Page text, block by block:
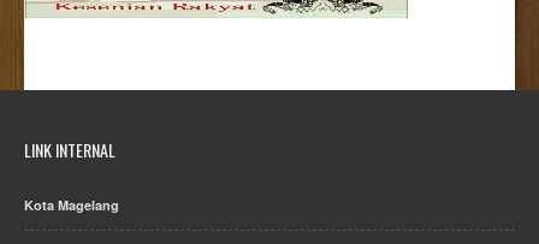
LINK INTERNAL
Kota Magelang